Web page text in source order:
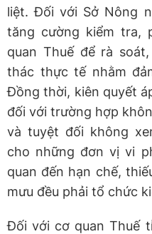
liệt. Đối với Sở Nông
tăng cường kiểm tra,
quan Thuế để rà
thác thực tế nhằm
Đồng thời, kiên quyết
đối với trường hợp
và tuyệt đối không
cho những đơn vị vi
quan đến hạn chế,
mưu đều phải tổ chức
Đối với cơ quan Thuế